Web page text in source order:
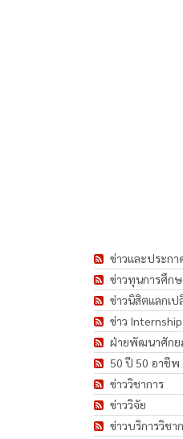
ข่าวและประกา
ข่าวทุนการศึกษ
ข่าวนิสิตแลกเป
ข่าว
ฝ่ายพัฒนาศักย
50 ปี 50 อาชีพ
ข่าววิชาการ
ข่าววิจัย
ข่าวบริการวิชา